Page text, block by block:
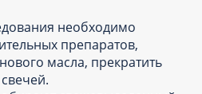
необходимо
препаратов,
масла, прекратить